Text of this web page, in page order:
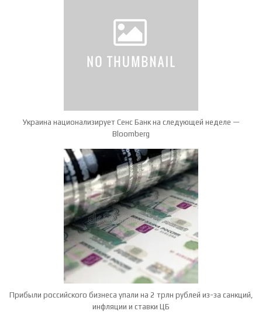
Украина национализирует Сенс Банк на следующей неделе —
Bloomberg
Прибыли российского бизнеса упали на 2 трлн рублей из-за санкций,
инфляции и ставки ЦБ